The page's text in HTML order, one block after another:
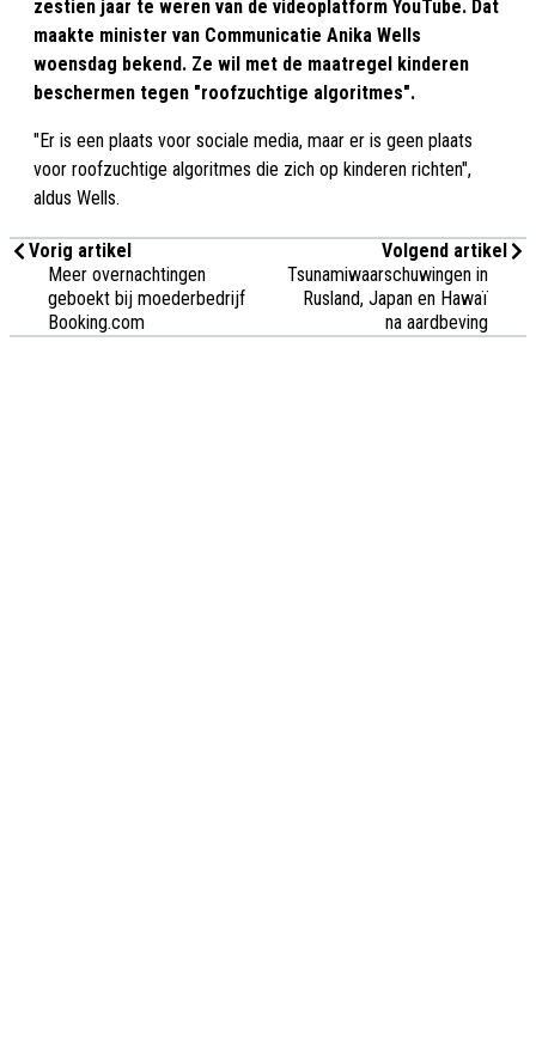
zestien jaar te weren van de videoplatform YouTube. Dat
maakte minister van Communicatie Anika Wells
woensdag bekend. Ze wil met de maatregel kinderen
beschermen tegen "roofzuchtige algoritmes".
"Er is een plaats voor sociale media, maar er is geen plaats
voor roofzuchtige algoritmes die zich op kinderen richten",
aldus Wells.
Vorig artikel
Meer overnachtingen
geboekt bij moederbedrijf
Booking.com
Volgend artikel
Tsunamiwaarschuwingen in
Rusland, Japan en Hawaï
na aardbeving